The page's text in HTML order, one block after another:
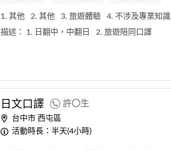
1. 其他 2. 其他 3. 旅遊體驗 4. 不涉及專業知識
描述： 1. 日翻中，中翻日 2. 旅遊陪同口譯
日文口譯 許〇生
台中市 西屯區
活動時長：半天(4小時)